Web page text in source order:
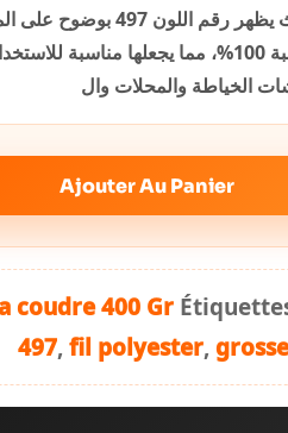
السكّري، حيث يظهر رقم
البوليستر بنسبة 100%، مما يجعلها
الخياطة والمحلات وال
Ajouter Au Panier
coudre 400 Gr
497, fil polyester,